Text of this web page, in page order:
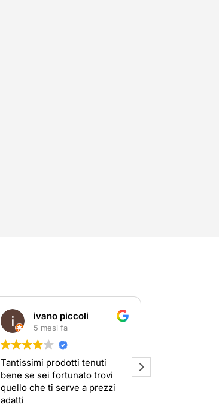
ivano piccoli
5 mesi fa
Tantissimi prodotti tenuti
bene se sei fortunato trovi
quello che ti serve a prezzi
adatti